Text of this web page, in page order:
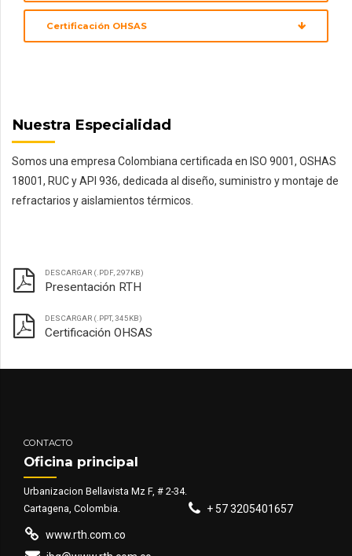
Certificación OHSAS
Nuestra Especialidad
Somos una empresa Colombiana certificada en ISO 9001, OSHAS
18001, RUC y API 936, dedicada al diseño, suministro y montaje de
refractarios y aislamientos térmicos.
DESCARGAR (.PDF, 297KB)
Presentación RTH
DESCARGAR (.PPT, 345KB)
Certificación OHSAS
CONTACTO
Oficina principal
Urbanizacion Bellavista Mz F, # 2-34.
Cartagena, Colombia.
+ 57 3205401657
www.rth.com.co